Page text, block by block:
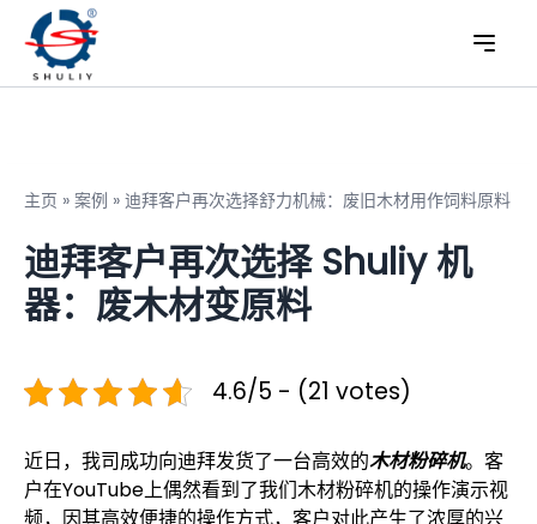
主页 » 案例 » 迪拜客户再次选择舒力机械：废旧木材用作饲料原料
迪拜客户再次选择 Shuliy 机
器：废木材变原料
4.6/5 - (21 votes)
近日，我司成功向迪拜发货了一台高效的木材粉碎机。客
户在YouTube上偶然看到了我们木材粉碎机的操作演示视